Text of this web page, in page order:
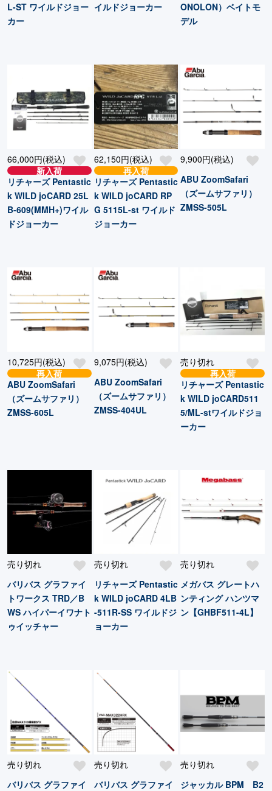
L-ST ワイルドジョー
カー
イルドジョーカー
ONOLON）ベイトモ
デル
66,000円(税込)
新入荷
リチャーズ Pentastic
k WILD joCARD 25L
B-609(MMH+)ワイル
ドジョーカー
62,150円(税込)
再入荷
リチャーズ Pentastic
k WILD joCARD RP
G 5115L-st ワイルド
ジョーカー
9,900円(税込)
ABU ZoomSafari
（ズームサファリ）
ZMSS-505L
10,725円(税込)
再入荷
ABU ZoomSafari
（ズームサファリ）
ZMSS-605L
9,075円(税込)
ABU ZoomSafari
（ズームサファリ）
ZMSS-404UL
売り切れ
再入荷
リチャーズ Pentastic
k WILD joCARD511
5/ML-stワイルドジョ
ーカー
売り切れ
バリバス グラファイ
トワークス TRD／B
WS ハイパーイワナト
ゥイッチャー
売り切れ
リチャーズ Pentastic
k WILD joCARD 4LB
-511R-SS ワイルドジ
ョーカー
売り切れ
メガバス グレートハ
ンティング ハンツマ
ン【GHBF511-4L】
売り切れ
バリバス グラファイ
売り切れ
バリバス グラファイ
売り切れ
ジャッカル BPM B2